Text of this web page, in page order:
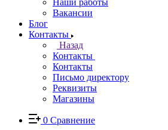
Наши работы
Вакансии
Блог
Контакты
Назад
Контакты
Контакты
Письмо директору
Реквизиты
Магазины
0 Сравнение